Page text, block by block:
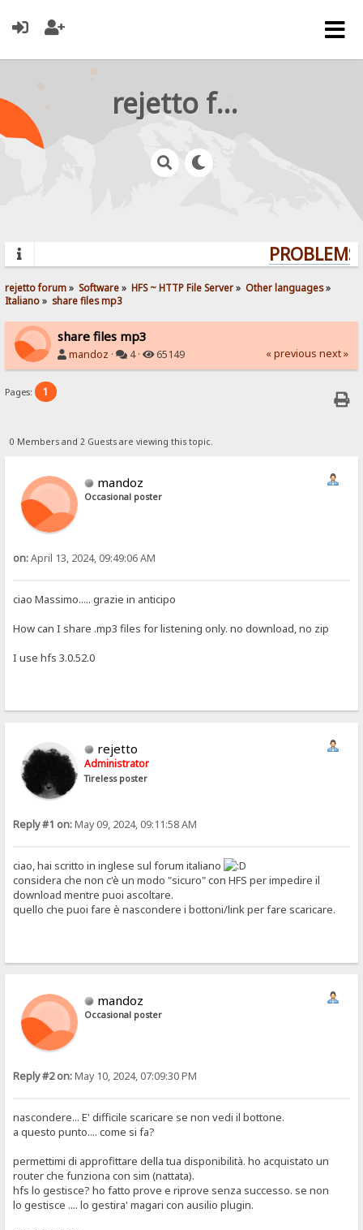
rejetto forum
rejetto forum» Software» HFS ~ HTTP File Server» Other languages»
Italiano» share files mp3
share files mp3
mandoz · 4 · 65149 « previous next »
Pages: 1
0 Members and 2 Guests are viewing this topic.
mandoz
Occasional poster
on:April 13, 2024, 09:49:06 AM
ciao Massimo..... grazie in anticipo
How can I share .mp3 files for listening only. no download, no zip
I use hfs 3.0.52.0
rejetto
Administrator
Tireless poster
Reply #1 on:May 09, 2024, 09:11:58 AM
ciao, hai scritto in inglese sul forum italiano
considera che non c'è un modo "sicuro" con HFS per impedire il
download mentre puoi ascoltare.
quello che puoi fare è nascondere i bottoni/link per fare scaricare.
mandoz
Occasional poster
Reply #2 on:May 10, 2024, 07:09:30 PM
nascondere... E' difficile scaricare se non vedi il bottone.
a questo punto.... come si fa?
permettimi di approfittare della tua disponibilità. ho acquistato un
router che funziona con sim (nattata).
hfs lo gestisce? ho fatto prove e riprove senza successo. se non
lo gestisce .... lo gestira' magari con ausilio plugin.